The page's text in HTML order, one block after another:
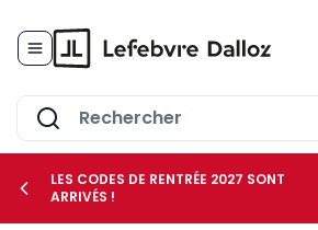
LES CODES DE RENTRÉE 2027 SONT
ARRIVÉS !